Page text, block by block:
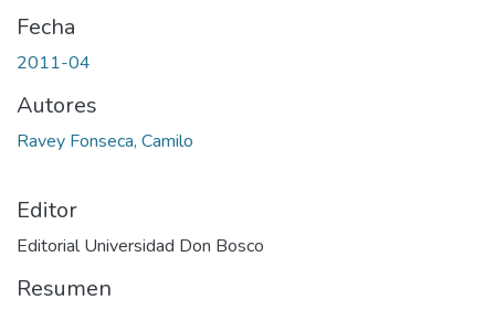
Fecha
2011-04
Autores
Ravey Fonseca, Camilo
Editor
Editorial Universidad Don Bosco
Resumen